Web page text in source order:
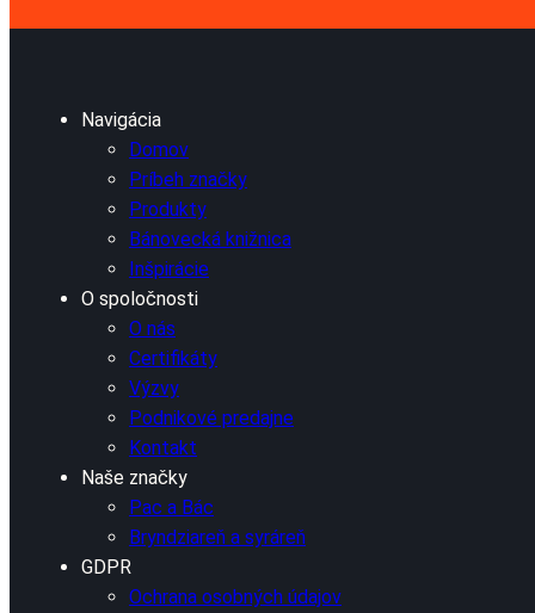
Navigácia
Domov
Príbeh značky
Produkty
Bánovecká knižnica
Inšpirácie
O spoločnosti
O nás
Certifikáty
Výzvy
Podnikové predajne
Kontakt
Naše značky
Pac a Bác
Bryndziareň a syráreň
GDPR
Ochrana osobných údajov